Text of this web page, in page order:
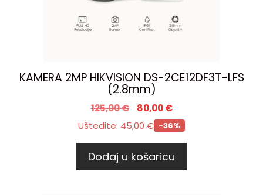
KAMERA 2MP HIKVISION DS-2CE12DF3T-LFS
(2.8mm)
125,00€ 80,00€
Uštedite: 45,00 € -36%
Dodaj u košaricu